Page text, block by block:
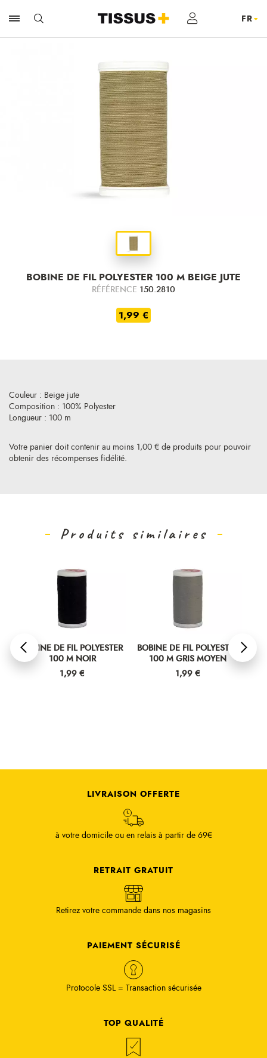
BOBINE DE FIL POLYESTER 100 M BEIGE JUTE
RÉFÉRENCE 150.2810
1,99 €
Votre panier doit contenir au moins 1,00 € de produits pour pouvoir
obtenir des récompenses fidélité.
Couleur : Beige jute
Composition : 100% Polyester
Longueur : 100 m
Produits similaires
BOBINE DE FIL POLYESTER
100 M NOIR
Prix
1,99 €
BOBINE DE FIL POLYESTER
100 M GRIS MOYEN
Prix
1,99 €
LIVRAISON OFFERTE
à votre domicile ou en relais à partir de 69€
RETRAIT GRATUIT
Retirez votre commande dans nos magasins
PAIEMENT SÉCURISÉ
Protocole SSL = Transaction sécurisée
TOP QUALITÉ